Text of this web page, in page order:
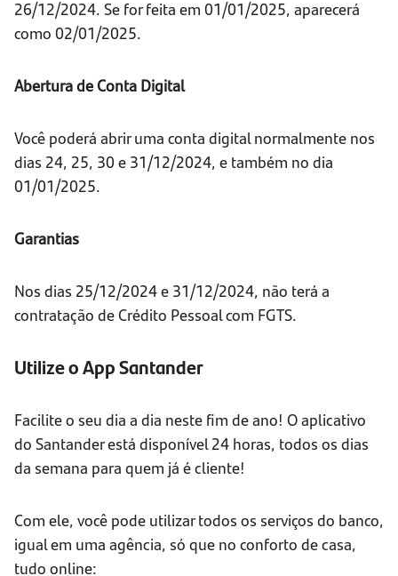
26/12/2024. Se for feita em 01/01/2025, aparecerá
como 02/01/2025.
Abertura de Conta Digital
Você poderá abrir uma conta digital normalmente nos
dias 24, 25, 30 e 31/12/2024, e também no dia
01/01/2025.
Garantias
Nos dias 25/12/2024 e 31/12/2024, não terá a
contratação de Crédito Pessoal com FGTS.
Utilize o App Santander
Facilite o seu dia a dia neste fim de ano! O aplicativo
do Santander está disponível 24 horas, todos os dias
da semana para quem já é cliente!
Com ele, você pode utilizar todos os serviços do banco,
igual em uma agência, só que no conforto de casa,
tudo online: